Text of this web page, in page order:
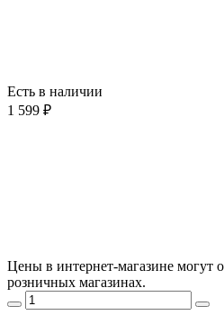
Есть в наличии
1 599 ₽
Цены в интернет-магазине могут
розничных магазинах.